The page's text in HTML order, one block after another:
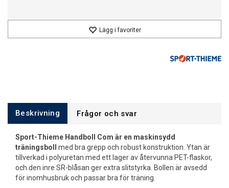
Lägg i favoriter
Beskrivning Frågor och svar
Sport-Thieme Handboll Com är en maskinsydd
träningsboll
med bra grepp och robust konstruktion. Ytan är
tillverkad i polyuretan med ett lager av återvunna PET-flaskor,
och den inre SR-blåsan ger extra slitstyrka. Bollen är avsedd
för inomhusbruk och passar bra för träning.